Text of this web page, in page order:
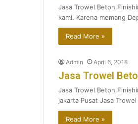
Jasa Trowel Beton
kami. Karena memang
Read More »
Admin April 6, 2018
Jasa Trowel
Jasa Trowel Beton
jakarta Pusat Jasa
Read More »